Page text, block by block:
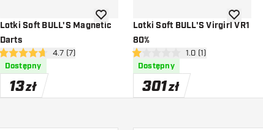
życzeń
Lotki Soft BULL'S Magnetic
Darts
otwórz panel recenzji
4.7 gwiazdki oceny
4.7 (7)
Dostępny
13zł
dodaj do listy życzeńLotki Soft BULL'S Virgirl VR1
80%
otwórz panel recenzji
1 gwiazdki oceny1.0 (1)
Dostępny
301zł
dodaj do